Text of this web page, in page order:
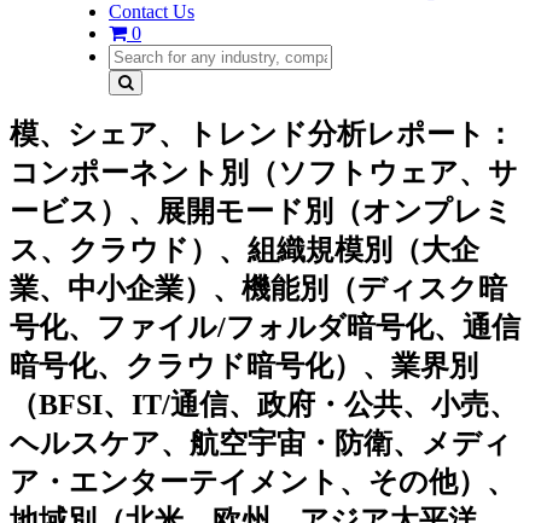
Contact Us
0
模、シェア、トレンド分析レポート：
コンポーネント別（ソフトウェア、サ
ービス）、展開モード別（オンプレミ
ス、クラウド）、組織規模別（大企
業、中小企業）、機能別（ディスク暗
号化、ファイル/フォルダ暗号化、通信
暗号化、クラウド暗号化）、業界別
（BFSI、IT/通信、政府・公共、小売、
ヘルスケア、航空宇宙・防衛、メディ
ア・エンターテイメント、その他）、